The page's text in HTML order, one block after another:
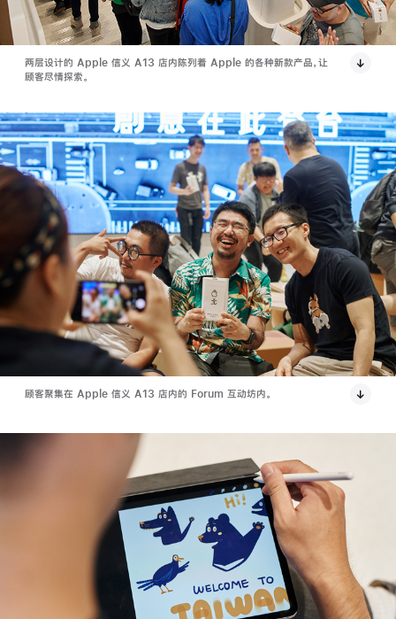
两层设计的 Apple 信义 A13 店内陈列着 Apple 的各种新款产品，让
顾客尽情探索。
顾客聚集在 Apple 信义 A13 店内的 Forum 互动坊内。